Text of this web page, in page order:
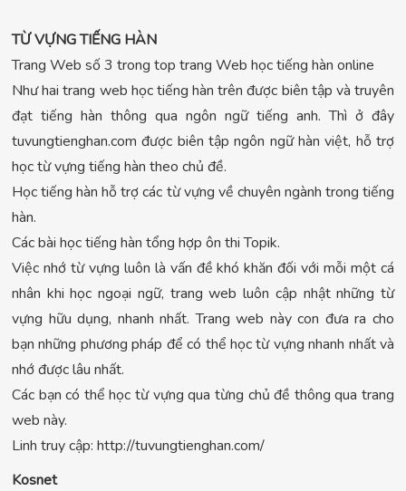
TỪ VỰNG TIẾNG HÀN
Trang Web số 3 trong top trang Web học tiếng hàn online
Như hai trang web học tiếng hàn trên được biên tập và truyên
đạt tiếng hàn thông qua ngôn ngữ tiếng anh. Thì ở đây
tuvungtienghan.com được biên tập ngôn ngữ hàn việt, hỗ trợ
học từ vựng tiếng hàn theo chủ đề.
Học tiếng hàn hỗ trợ các từ vựng về chuyên ngành trong tiếng
hàn.
Các bài học tiếng hàn tổng hợp ôn thi Topik.
Việc nhớ từ vựng luôn là vấn đề khó khăn đối với mỗi một cá
nhân khi học ngoại ngữ, trang web luôn cập nhật những từ
vựng hữu dụng, nhanh nhất. Trang web này con đưa ra cho
bạn những phương pháp để có thể học từ vựng nhanh nhất và
nhớ được lâu nhất.
Các bạn có thể học từ vựng qua từng chủ đề thông qua trang
web này.
Linh truy cập: http://tuvungtienghan.com/
Kosnet